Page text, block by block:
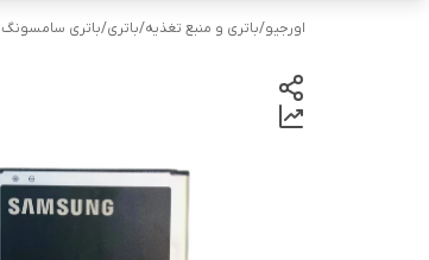
اورجیو/باتری و منبع تغذیه/باتری/باتری سامسونگ